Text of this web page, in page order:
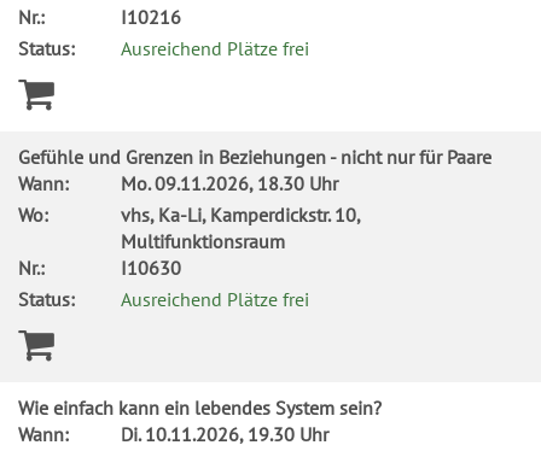
Nr.:
I10216
Status:
Ausreichend Plätze frei
Gefühle und Grenzen in Beziehungen - nicht nur für Paare
Wann:
Mo.09.11.2026, 18.30 Uhr
Wo:
vhs, Ka-Li, Kamperdickstr. 10,
Multifunktionsraum
Nr.:
I10630
Status:
Ausreichend Plätze frei
Wie einfach kann ein lebendes System sein?
Wann:
Di.10.11.2026, 19.30 Uhr